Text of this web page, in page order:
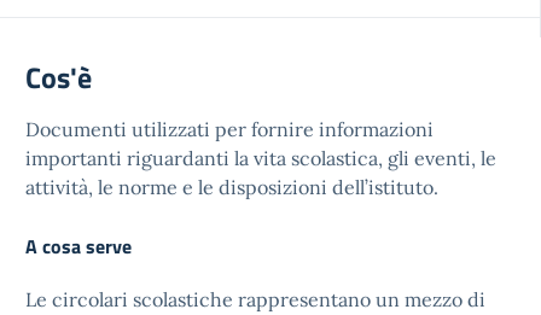
Cos'è
Documenti utilizzati per fornire informazioni
importanti riguardanti la vita scolastica, gli eventi, le
attività, le norme e le disposizioni dell’istituto.
A cosa serve
Le circolari scolastiche rappresentano un mezzo di